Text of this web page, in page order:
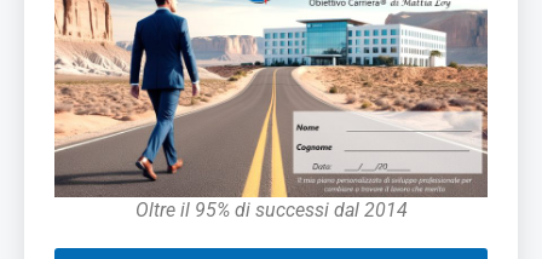
Oltre il 95% di successi dal 2014